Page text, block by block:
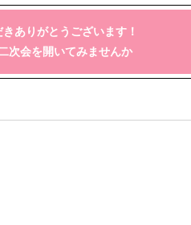
ありがとうございます！
次会を開いてみませんか